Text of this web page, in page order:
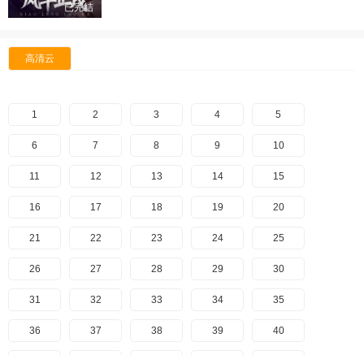
已完结
高清云
1 2 3 4 5
6 7 8 9 10
11 12 13 14 15
16 17 18 19 20
21 22 23 24 25
26 27 28 29 30
31 32 33 34 35
36 37 38 39 40